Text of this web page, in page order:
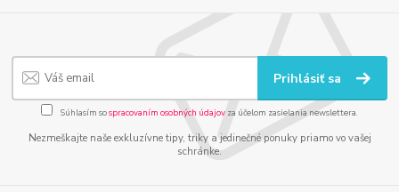
Prihlásiť sa
Súhlasím sospracovaním osobných údajov za účelom zasielania newslettera.
Nezmeškajte naše exkluzívne tipy, triky a jedinečné ponuky priamo vo vašej
schránke.